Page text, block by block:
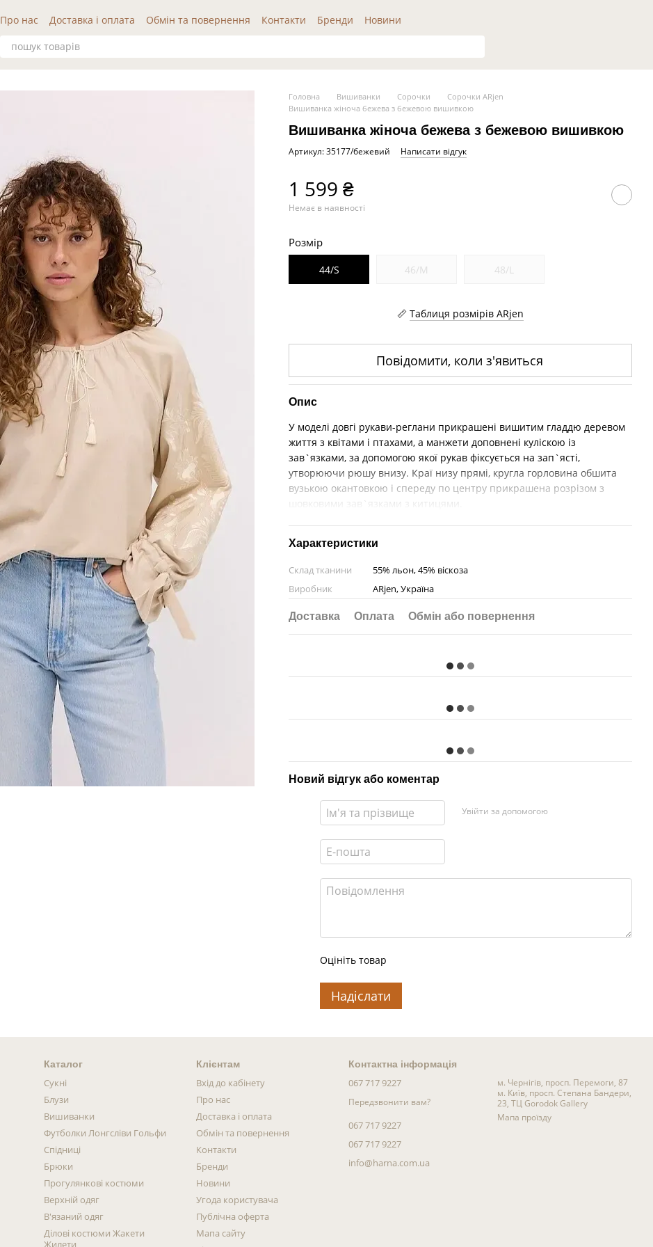
Про нас Доставка і оплата Обмін та повернення Контакти Бренди
Новини
Угода користувача
Публічна оферта Відгуки про нас
Головна Вишиванки Сорочки
Сорочки ARjen
Вишиванка жіноча бежева з бежевою вишивкою
Вишиванка жіноча бежева з бежевою вишивкою
Артикул: 35177/бежевий Написати відгук
1 599 ₴
Немає в наявності
Розмір
44/S 46/M 48/L
Таблиця розмірів ARjen
Повідомити, коли з'явиться
Опис
У моделі довгі рукави-реглани прикрашені вишитим гладдю деревом
життя з квітами і птахами, а манжети доповнені куліскою із
зав`язками, за допомогою якої рукав фіксується на зап`ясті,
утворюючи рюшу внизу. Краї низу прямі, кругла горловина обшита
вузькою окантовкою і спереду по центру прикрашена розрізом з
шовковими зав`язками з китицями.
Характеристики
Склад тканини
55% льон, 45% віскоза
Виробник
ARjen, Україна
Доставка Оплата Обмін або повернення
Новий відгук або коментар
Увійти за допомогою
Оцініть товар
Надіслати
Каталог
Сукні
Блузи
Вишиванки
Футболки Лонгсліви Гольфи
Спідниці
Брюки
Прогулянкові костюми
Верхній одяг
В'язаний одяг
Ділові костюми Жакети
Жилети
Клієнтам
Вхід до кабінету
Про нас
Доставка і оплата
Обмін та повернення
Контакти
Бренди
Новини
Угода користувача
Публічна оферта
Мапа сайту
Контактна інформація
067 717 9227
Передзвонити вам?
067 717 9227
067 717 9227
info@harna.com.ua
м. Чернігів, просп. Перемоги, 87
м. Київ, просп. Степана Бандери,
23, ТЦ Gorodok Gallery
Мапа проїзду